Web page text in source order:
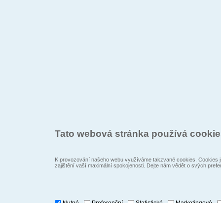
Tato webová stránka používá
K provozování našeho webu využíváme takzvané cookies.
zajištění vaší maximální spokojenosti. Dejte nám vědět o svých